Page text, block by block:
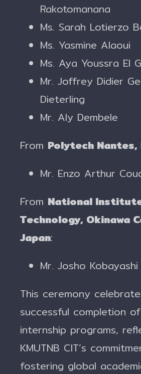
Rakotomanana
Ms. Sarah Lotierzo
Ms. Yasmine Alaoui
Ms. Aya Youssra El
Mr. Joffrey Didier
Dieterling
Mr. Aly Dembele
From Polytech Nantes,
Mr. Enzo Arthur
From National
Technology, Okinawa
Japan:
Mr. Josho Kobayashi
This ceremony
successful completion
internship programs,
KMUTNB CIT’s
fostering global